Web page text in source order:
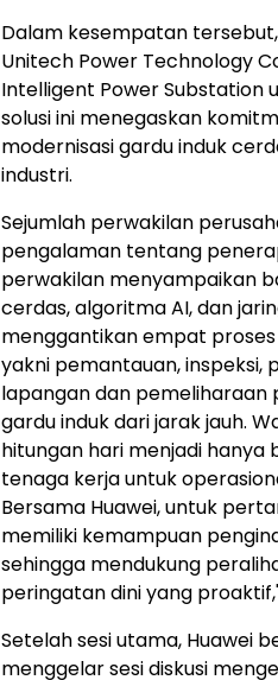
Dalam kesempatan tersebut,
Unitech Power Technology
Intelligent Power Substation
solusi ini menegaskan
modernisasi gardu induk
industri.
Sejumlah perwakilan
pengalaman tentang
perwakilan menyampaikan
cerdas, algoritma AI, dan
menggantikan empat
yakni pemantauan, inspeksi,
lapangan dan
gardu induk dari jarak jauh.
hitungan hari menjadi
tenaga kerja untuk
Bersama Huawei, untuk
memiliki kemampuan
sehingga mendukung
peringatan dini yang
Setelah sesi utama, Huawei
menggelar sesi diskusi